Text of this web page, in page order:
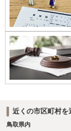
近くの市区町村を
鳥取県内